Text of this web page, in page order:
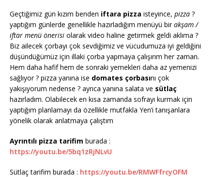
Geçtiğimiz gün kızım benden iftara pizza isteyince, pizza ?
yaptığım günlerde genellikle hazırladığım menüyü birakşam /
iftar menü önerisi olarak video haline getirmek geldi aklıma ?
Biz ailecek çorbayı çok sevdiğimiz ve vücudumuza iyi geldiğini
düşündüğümüz için illaki çorba yapmaya çalışırım her zaman.
Hem daha hafif hem de sonraki yemekleri daha az yemenizi
sağlıyor ? pizza yanına ise domates çorbasını çok
yakışıyorum nedense ? ayrıca yanına salata ve sütlaç
hazırladım. Olabilecek en kısa zamanda sofrayı kurmak için
yaptığım planlamayı da özellikle mutfakla Yen’i tanışanlara
yönelik olarak anlatmaya çalıştım
Ayrıntılı pizza tarifim burada :
https://youtu.be/5bq1zRjNLvU
Sütlaç tarifim burada : https://youtu.be/RMWFfrcyOFM